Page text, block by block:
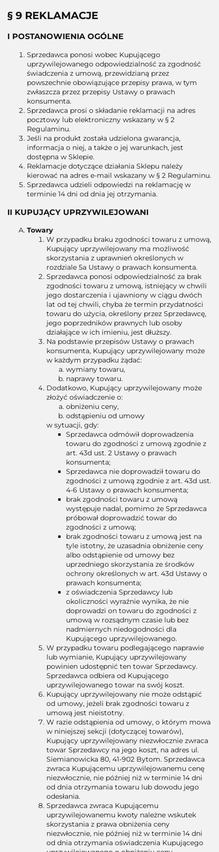
§ 9 REKLAMACJE
I POSTANOWIENIA OGÓLNE
Sprzedawca ponosi wobec Kupującego
uprzywilejowanego odpowiedzialność za zgodność
świadczenia z umową, przewidzianą przez
powszechnie obowiązujące przepisy prawa, w tym
zwłaszcza przez przepisy Ustawy o prawach
konsumenta.
Sprzedawca prosi o składanie reklamacji na adres
pocztowy lub elektroniczny wskazany w § 2
Regulaminu.
Jeśli na produkt została udzielona gwarancja,
informacja o niej, a także o jej warunkach, jest
dostępna w Sklepie.
Reklamacje dotyczące działania Sklepu należy
kierować na adres e-mail wskazany w § 2 Regulaminu.
Sprzedawca udzieli odpowiedzi na reklamację w
terminie 14 dni od dnia jej otrzymania.
II KUPUJĄCY UPRZYWILEJOWANI
Towary
W przypadku braku zgodności towaru z umową,
Kupujący uprzywilejowany ma możliwość
skorzystania z uprawnień określonych w
rozdziale 5a Ustawy o prawach konsumenta.
Sprzedawca ponosi odpowiedzialność za brak
zgodności towaru z umową, istniejący w chwili
jego dostarczenia i ujawniony w ciągu dwóch
lat od tej chwili, chyba że termin przydatności
towaru do użycia, określony przez Sprzedawcę,
jego poprzedników prawnych lub osoby
działające w ich imieniu, jest dłuższy.
Na podstawie przepisów Ustawy o prawach
konsumenta, Kupujący uprzywilejowany może
w każdym przypadku żądać:
wymiany towaru,
naprawy towaru.
Dodatkowo, Kupujący uprzywilejowany może
złożyć oświadczenie o:
obniżeniu ceny,
odstąpieniu od umowy
w sytuacji, gdy:
Sprzedawca odmówił doprowadzenia
towaru do zgodności z umową zgodnie z
art. 43d ust. 2 Ustawy o prawach
konsumenta;
Sprzedawca nie doprowadził towaru do
zgodności z umową zgodnie z art. 43d ust.
4-6 Ustawy o prawach konsumenta;
brak zgodności towaru z umową
występuje nadal, pomimo że Sprzedawca
próbował doprowadzić towar do
zgodności z umową;
brak zgodności towaru z umową jest na
tyle istotny, że uzasadnia obniżenie ceny
albo odstąpienie od umowy bez
uprzedniego skorzystania ze środków
ochrony określonych w art. 43d Ustawy o
prawach konsumenta;
z oświadczenia Sprzedawcy lub
okoliczności wyraźnie wynika, że nie
doprowadzi on towaru do zgodności z
umową w rozsądnym czasie lub bez
nadmiernych niedogodności dla
Kupującego uprzywilejowanego.
W przypadku towaru podlegającego naprawie
lub wymianie, Kupujący uprzywilejowany
powinien udostępnić ten towar Sprzedawcy.
Sprzedawca odbiera od Kupującego
uprzywilejowanego towar na swój koszt.
Kupujący uprzywilejowany nie może odstąpić
od umowy, jeżeli brak zgodności towaru z
umową jest nieistotny.
W razie odstąpienia od umowy, o którym mowa
w niniejszej sekcji (dotyczącej towarów),
Kupujący uprzywilejowany niezwłocznie zwraca
towar Sprzedawcy na jego koszt, na adres ul.
Siemianowicka 80, 41-902 Bytom. Sprzedawca
zwraca Kupującemu uprzywilejowanemu cenę
niezwłocznie, nie później niż w terminie 14 dni
od dnia otrzymania towaru lub dowodu jego
odesłania.
Sprzedawca zwraca Kupującemu
uprzywilejowanemu kwoty należne wskutek
skorzystania z prawa obniżenia ceny
niezwłocznie, nie później niż w terminie 14 dni
od dnia otrzymania oświadczenia Kupującego